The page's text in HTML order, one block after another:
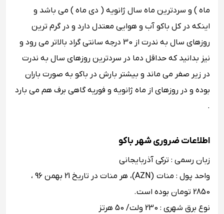
ماه ) و سردترین ماه سال ژانویه ( دی ماه ) می باشد و
اینکه در کل باکو آب و هوایی معتدل دارد و در گرم ترین
روزهای سال به ندرت از 30 درجه سانتی گراد بالاتر می‌ رود و
نیز بدانید که حداقل دما در سردترین روزهای سال به ندرت
در زیر صفر می ماند و بیشتر بارش در باکو به صورت باران
بوده و در روزهای از ماه ژانویه و فوریه گاهی برف هم می ‌بارد
.
اطلاعات ضروری شهر باکو
زبان رسمی : ترکی آذربایجانی
واحد پول : منات (AZN)، هر منات در تاریخ 21 بهمن 96 ،
2850 تومان بوده است.
نوع برق شهری : 230 ولت/ 50 هرتز